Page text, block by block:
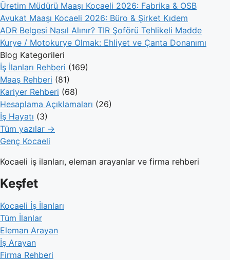
Üretim Müdürü Maaşı Kocaeli 2026: Fabrika & OSB
Avukat Maaşı Kocaeli 2026: Büro & Şirket Kıdem
ADR Belgesi Nasıl Alınır? TIR Şoförü Tehlikeli Madde
Kurye / Motokurye Olmak: Ehliyet ve Çanta Donanımı
Blog Kategorileri
İş İlanları Rehberi (169)
Maaş Rehberi (81)
Kariyer Rehberi (68)
Hesaplama Açıklamaları (26)
İş Hayatı (3)
Tüm yazılar →
Genç Kocaeli
Kocaeli iş ilanları, eleman arayanlar ve firma rehberi
Keşfet
Kocaeli İş İlanları
Tüm İlanlar
Eleman Arayan
İş Arayan
Firma Rehberi